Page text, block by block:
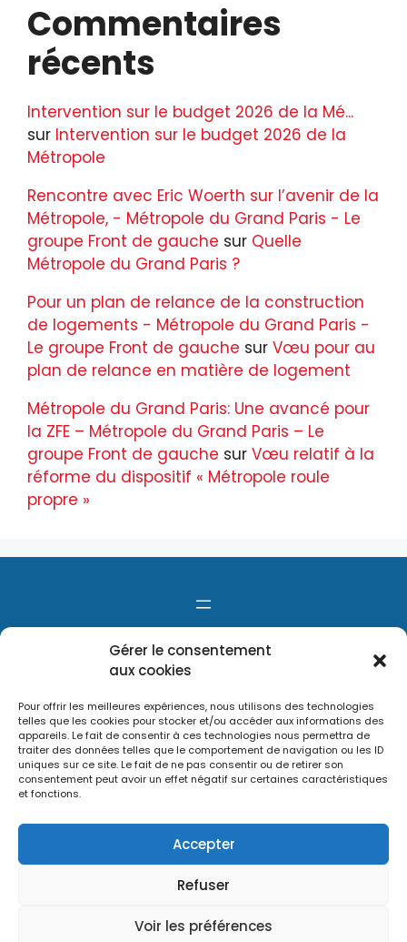
Gérer le consentement
aux cookies
Pour offrir les meilleures expériences, nous utilisons des technologies
telles que les cookies pour stocker et/ou accéder aux informations des
appareils. Le fait de consentir à ces technologies nous permettra de
traiter des données telles que le comportement de navigation ou les ID
uniques sur ce site. Le fait de ne pas consentir ou de retirer son
consentement peut avoir un effet négatif sur certaines caractéristiques
et fonctions.
Accepter
Refuser
Voir les préférences
Commentaires
récents
Intervention sur le budget 2026 de la Mé...
sur Intervention sur le budget 2026 de la
Métropole
Rencontre avec Eric Woerth sur l’avenir de la
Métropole, - Métropole du Grand Paris - Le
groupe Front de gauche sur Quelle
Métropole du Grand Paris ?
Pour un plan de relance de la construction
de logements - Métropole du Grand Paris -
Le groupe Front de gauche sur Vœu pour au
plan de relance en matière de logement
Métropole du Grand Paris: Une avancé pour
la ZFE – Métropole du Grand Paris – Le
groupe Front de gauche sur Vœu relatif à la
réforme du dispositif « Métropole roule
propre »
Le site Métropole Solidaire a été réalisé avec WordPress par